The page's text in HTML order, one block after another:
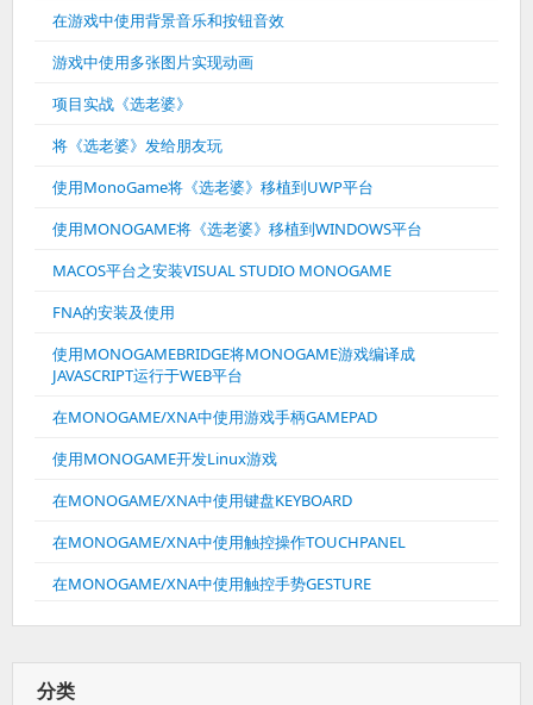
在游戏中使用背景音乐和按钮音效
游戏中使用多张图片实现动画
项目实战《选老婆》
将《选老婆》发给朋友玩
使用MonoGame将《选老婆》移植到UWP平台
使用MONOGAME将《选老婆》移植到WINDOWS平台
MACOS平台之安装VISUAL STUDIO MONOGAME
FNA的安装及使用
使用MONOGAMEBRIDGE将MONOGAME游戏编译成
JAVASCRIPT运行于WEB平台
在MONOGAME/XNA中使用游戏手柄GAMEPAD
使用MONOGAME开发Linux游戏
在MONOGAME/XNA中使用键盘KEYBOARD
在MONOGAME/XNA中使用触控操作TOUCHPANEL
在MONOGAME/XNA中使用触控手势GESTURE
分类